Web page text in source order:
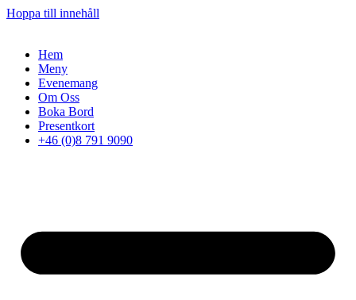
Hoppa till innehåll
Hem
Meny
Evenemang
Om Oss
Boka Bord
Presentkort
+46 (0)8 791 9090